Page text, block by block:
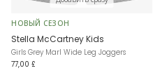
НОВЫЙ СЕЗОН
Stella McCartney Kids
Girls Grey Marl Wide Leg Joggers
77,00 £